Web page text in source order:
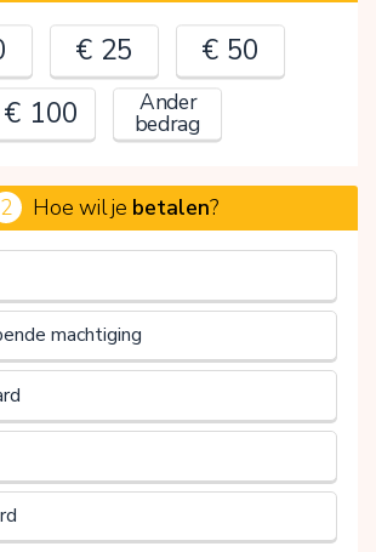
€ 25
€ 50
€ 100
Ander
bedrag
€
2 Hoe wil je betalen?
machtiging